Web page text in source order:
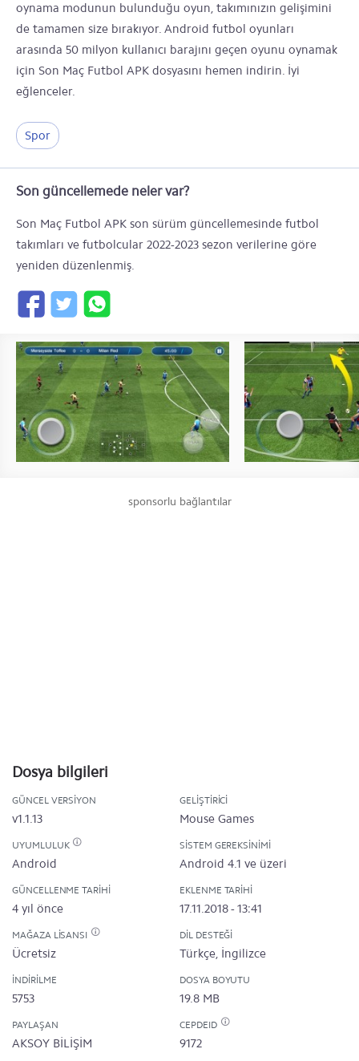
oynama modunun bulunduğu oyun, takımınızın gelişimini
de tamamen size bırakıyor. Android futbol oyunları
arasında 50 milyon kullanıcı barajını geçen oyunu oynamak
için Son Maç Futbol APK dosyasını hemen indirin. İyi
eğlenceler.
Spor
Son güncellemede neler var?
Son Maç Futbol APK son sürüm güncellemesinde futbol
takımları ve futbolcular 2022-2023 sezon verilerine göre
yeniden düzenlenmiş.
sponsorlu bağlantılar
Dosya bilgileri
GÜNCEL VERSIYON
v1.1.13
GELIŞTIRICI
Mouse Games
UYUMLULUK
Android
SISTEM GEREKSINIMI
Android 4.1 ve üzeri
GÜNCELLENME TARIHI
4 yıl önce
EKLENME TARIHI
17.11.2018 - 13:41
MAĞAZA LISANSI
Ücretsiz
DIL DESTEĞI
Türkçe, İngilizce
İNDIRILME
5753
DOSYA BOYUTU
19.8 MB
PAYLAŞAN
AKSOY BİLİŞİM
CEPDEID
9172